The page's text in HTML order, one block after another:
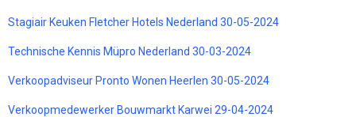
Stagiair Keuken Fletcher Hotels Nederland 30-05-2024
Technische Kennis Müpro Nederland 30-03-2024
Verkoopadviseur Pronto Wonen Heerlen 30-05-2024
Verkoopmedewerker Bouwmarkt Karwei 29-04-2024